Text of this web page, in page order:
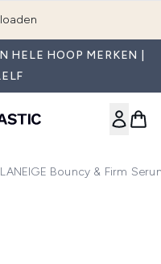
HELE HOOP MERKEN |
LANEIGE Bouncy & Firm